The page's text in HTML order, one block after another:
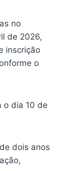
no
de 2026,
inscrição
o
o dia 10 de
dois anos